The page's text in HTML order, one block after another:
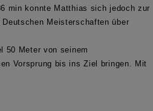
min konnte Matthias sich jedoch zur
Meisterschaften über
50 Meter von seinem
Vorsprung bis ins Ziel bringen. Mit